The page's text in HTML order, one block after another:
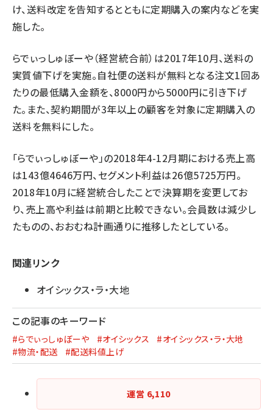
け、送料改定を告知するとともに定期購入の案内などを実
施した。
らでぃっしゅぼーや（経営統合前）は2017年10月、送料の
実質値下げを実施。自社便の送料が無料となる注文1回あ
たりの最低購入金額を、8000円から5000円に引き下げ
た。また、契約期間が3年以上の顧客を対象に定期購入の
送料を無料にした。
「らでぃっしゅぼーや」の2018年4-12月期における売上高
は143億4646万円、セグメント利益は26億5725万円。
2018年10月に経営統合したことで決算期を変更してお
り、売上高や利益は前期と比較できない。会員数は減少し
たものの、おおむね計画通りに推移したとしている。
関連リンク
オイシックス・ラ・大地
この記事のキーワード
#らでぃっしゅぼーや #オイシックス
#オイシックス・ラ・大地
#物流・配送
#配送料値上げ
運営 6,110